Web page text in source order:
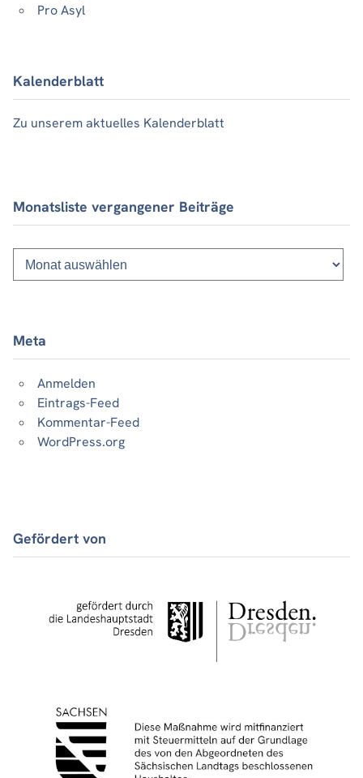
Pro Asyl
Kalenderblatt
Zu unserem aktuelles Kalenderblatt
Monatsliste vergangener Beiträge
Monatsliste
vergangener
Beiträge
Meta
Anmelden
Eintrags-Feed
Kommentar-Feed
WordPress.org
Gefördert von